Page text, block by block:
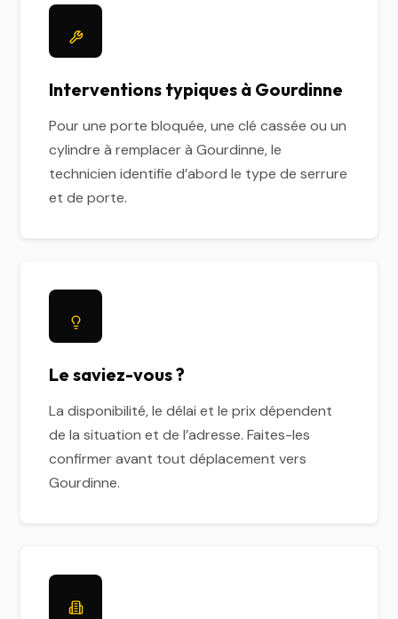
Interventions typiques à Gourdinne
Pour une porte bloquée, une clé cassée ou un
cylindre à remplacer à Gourdinne, le
technicien identifie d’abord le type de serrure
et de porte.
Le saviez-vous ?
La disponibilité, le délai et le prix dépendent
de la situation et de l’adresse. Faites-les
confirmer avant tout déplacement vers
Gourdinne.